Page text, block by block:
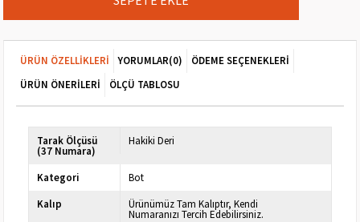
ÜRÜN ÖZELLIKLERI YORUMLAR(0)
ÖDEME SEÇENEKLERI
ÜRÜN ÖNERILERI
ÖLÇÜ TABLOSU
Tarak Ölçüsü
(37 Numara)
Hakiki Deri
Kategori
Bot
Kalıp
Ürünümüz Tam Kalıptır, Kendi
Numaranızı Tercih Edebilirsiniz.